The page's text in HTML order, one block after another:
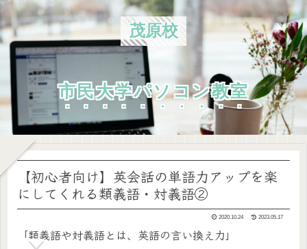
茂原校
市民大学パソコン教室
【初心者向け】英会話の単語力アップを楽
にしてくれる類義語・対義語②
2020.10.24 2023.05.17
「類義語や対義語とは、英語の言い換え力」